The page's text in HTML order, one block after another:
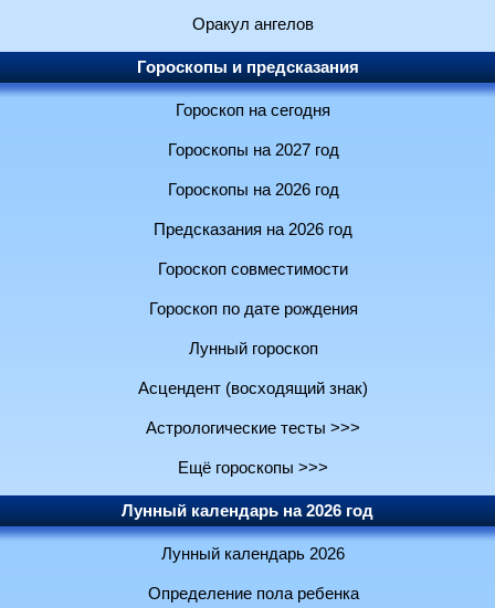
Оракул ангелов
Гороскопы и предсказания
Гороскоп на сегодня
Гороскопы на 2027 год
Гороскопы на 2026 год
Предсказания на 2026 год
Гороскоп совместимости
Гороскоп по дате рождения
Лунный гороскоп
Асцендент (восходящий знак)
Астрологические тесты >>>
Ещё гороскопы >>>
Лунный календарь на 2026 год
Лунный календарь 2026
Определение пола ребенка